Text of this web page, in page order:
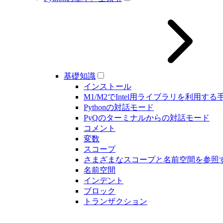
基礎知識
インストール
M1/M2でIntel用ライブラリを利用する
Pythonの対話モード
PyQのターミナルからの対話モード
コメント
変数
スコープ
さまざまなスコープと名前空間を参照
名前空間
インデント
ブロック
トランザクション